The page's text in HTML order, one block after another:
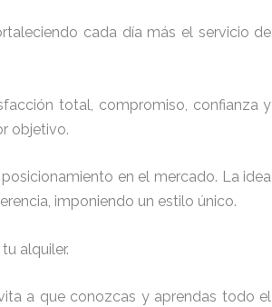
cada día más el servicio de
total, compromiso, confianza y
objetivo.
en el mercado. La idea
imponiendo un estilo único.
alquiler.
a que conozcas y aprendas todo el